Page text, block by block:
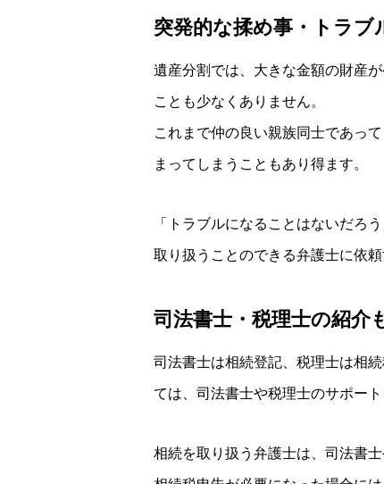
突発的な揉め事・トラブ
遺産分割では、大きな金額の財産
ことも少なくありません。
これまで仲の良い親族同士であっ
まってしまうこともあり得ます。
「トラブルになることはないだろ
取り扱うことのできる弁護士に依頼
司法書士・税理士の紹介
司法書士は相続登記、税理士は相
ては、司法書士や税理士のサポー
相続を取り扱う弁護士は、司法書